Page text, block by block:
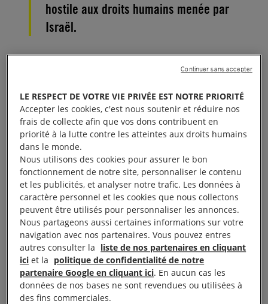
hostile aux droits humains menée par
Israël.
Le 5 novembre 2019 la Cour suprême israélienne a
confirmé l’expulsion d’Omar Shakir, directeur de
Human Rights pour Israël et la Palestine. Il s’agit
d’une nouvelle illustration du rôle important joué par
cette institution dans la politique hostile aux droits
humains du pays. Avec cette décision, la Cour fait
clairement savoir que quiconque ose dénoncer les
violations des droits humains commises par les
autorités israéliennes est considéré comme un
ennemi de l’État.
Lesdéfenseurs des droits humainsjouent un rôle
essentiel en révélant les actes répréhensibles du
gouvernement et en favorisant le débat public.
L’arrêt du 5 novembre 2019 est une décision lâche
LE RESPECT DE VOTRE VIE PRIVÉE EST NOTRE PRIORITÉ
Accepter les cookies, c'est nous soutenir et réduire nos
frais de collecte afin que vos dons contribuent en
priorité à la lutte contre les atteintes aux droits humains
dans le monde.
Nous utilisons des cookies pour assurer le bon
fonctionnement de notre site, personnaliser le contenu
et les publicités, et analyser notre trafic. Les données à
caractère personnel et les cookies que nous collectons
peuvent être utilisés pour personnaliser les annonces.
Nous partageons aussi certaines informations sur votre
navigation avec nos partenaires. Vous pouvez entres
autres consulter la liste de nos partenaires en cliquant
ici et la politique de confidentialité de notre
partenaire Google en cliquant ici. En aucun cas les
données de nos bases ne sont revendues ou utilisées à
des fins commerciales.
Continuer sans accepter